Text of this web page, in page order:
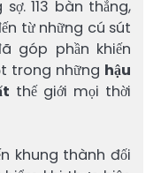
113 bàn thắng,
từ những cú sút
góp phần khiến
trong những hậu
thế giới mọi thời
khung thành đối